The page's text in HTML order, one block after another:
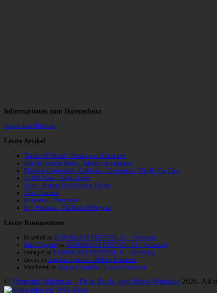
Informationen zum Datenschutz
Datenschutz-Hinweis
Letzte Artikel
Temple Of Dread – Dreadspawn Dominion
Din Of Celestial Birds – Takeoffs & Landings
Phantom Corporation / Catbreath – Commando / Die By The Claw
10,000 Years – Esox Lucifer
Zerre – Rotting On A Golden Throne
Allt – Ataraxia
Knumears – Directions
Dry Wedding – The Back Of Beyond
Letzte Kommentare
Belzebub zu EUROBLAST FESTIVAL 11 – Verlosung
Max Gregorio zu EUROBLAST FESTIVAL 11 – Verlosung
carnage9 zu EUROBLAST FESTIVAL 11 – Verlosung
dawak zu Angelus Apatrida – Hidden Evolution
Slaytheevil zu Angelus Apatrida – Hidden Evolution
© Demonic-Nights.at – Dein Rock- und Metal-Webzine 2026. All